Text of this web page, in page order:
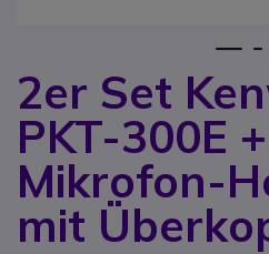
2er Set
PKT-300E
Mikrofon-
mit
Zum Anfang der Bildgalerie